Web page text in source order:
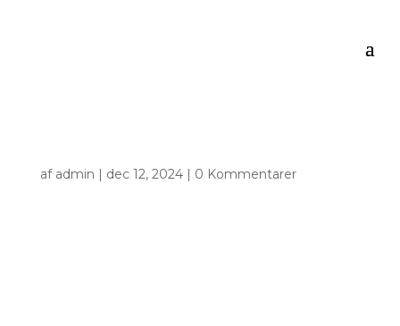
af admin | dec 12, 2024| 0 Kommentarer